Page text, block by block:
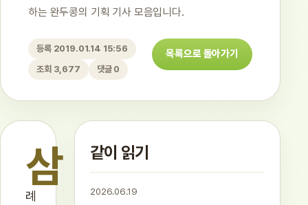
하는 완두콩의 기획 기사 모음입니다.
등록 2019.01.14 15:56
조회 3,677
댓글 0
목록으로 돌아가기
삼
례
같이 읽기
2026.06.19